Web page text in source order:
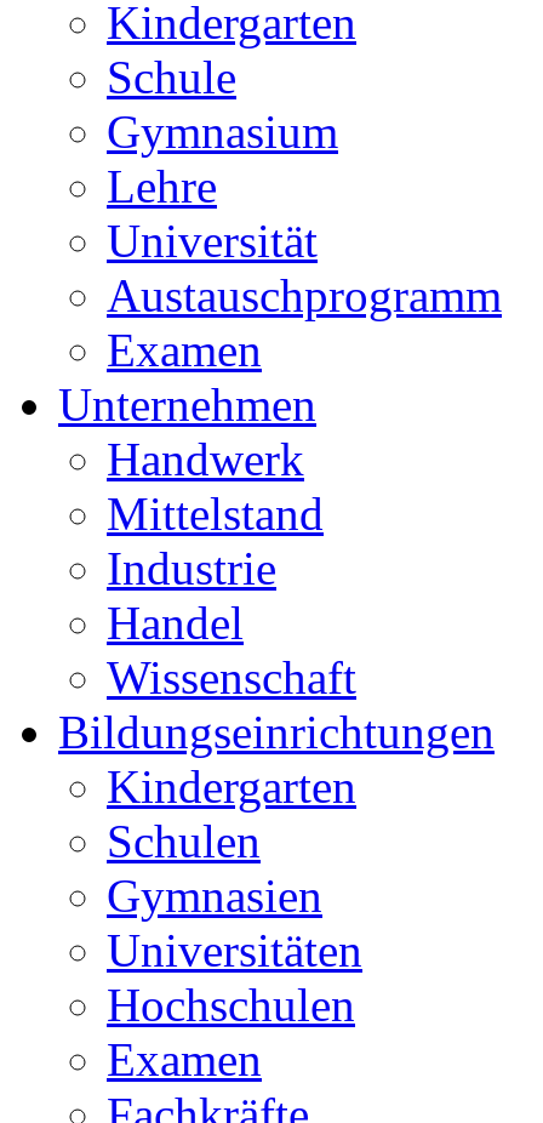
Kindergarten
Schule
Gymnasium
Lehre
Universität
Austauschprogramm
Examen
Unternehmen
Handwerk
Mittelstand
Industrie
Handel
Wissenschaft
Bildungseinrichtungen
Kindergarten
Schulen
Gymnasien
Universitäten
Hochschulen
Examen